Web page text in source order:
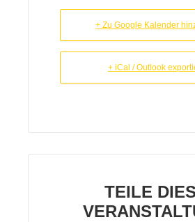
+ Zu Google Kalender
+ iCal / Outlook
TEILE